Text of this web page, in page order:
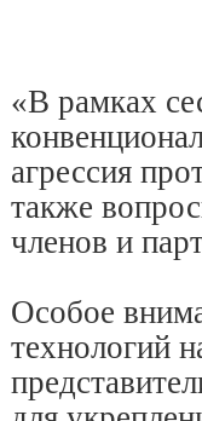
«В рамках
агрессия
также
членов и
Особое
технологий